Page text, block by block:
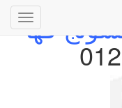
تبديلقها